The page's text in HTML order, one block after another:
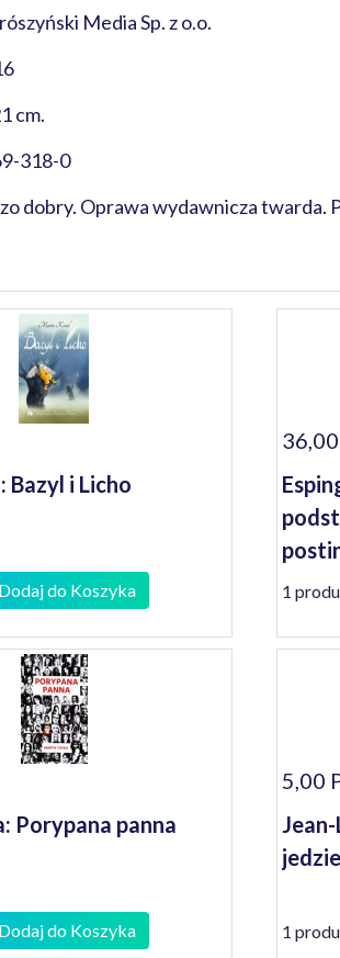
Media Sp. z o.o.
cm.
318-0
dobry. Oprawa wydawnicza twarda.
Bazyl i Licho
Dodaj do Koszyka 1
Porypana panna
Dodaj do Koszyka
5,00
1